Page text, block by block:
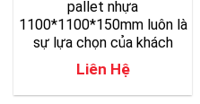
pallet nhựa
1100*1100*150mm luôn là
sự lựa chọn của khách
hàng
Liên Hệ